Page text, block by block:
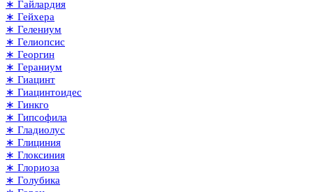
∗ Гайлардия
∗ Гейхера
∗ Гелениум
∗ Гелиопсис
∗ Георгин
∗ Гераниум
∗ Гиацинт
∗ Гиацинтоидес
∗ Гинкго
∗ Гипсофила
∗ Гладиолус
∗ Глициния
∗ Глоксиния
∗ Глориоза
∗ Голубика